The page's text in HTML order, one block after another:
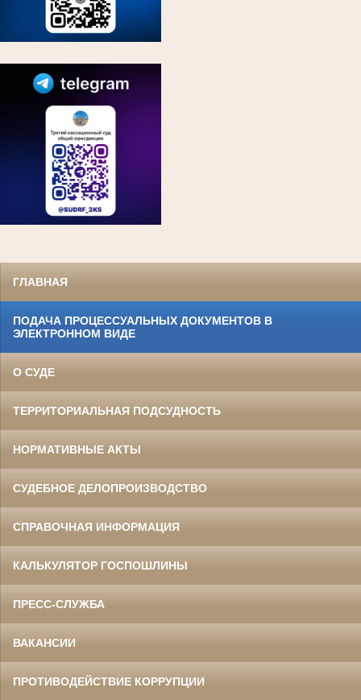
ГЛАВНАЯ
ПОДАЧА ПРОЦЕССУАЛЬНЫХ ДОКУМЕНТОВ В
ЭЛЕКТРОННОМ ВИДЕ
О СУДЕ
ТЕРРИТОРИАЛЬНАЯ ПОДСУДНОСТЬ
НОРМАТИВНЫЕ АКТЫ
СУДЕБНОЕ ДЕЛОПРОИЗВОДСТВО
СПРАВОЧНАЯ ИНФОРМАЦИЯ
КАЛЬКУЛЯТОР ГОСПОШЛИНЫ
ПРЕСС-СЛУЖБА
ВАКАНСИИ
ПРОТИВОДЕЙСТВИЕ КОРРУПЦИИ